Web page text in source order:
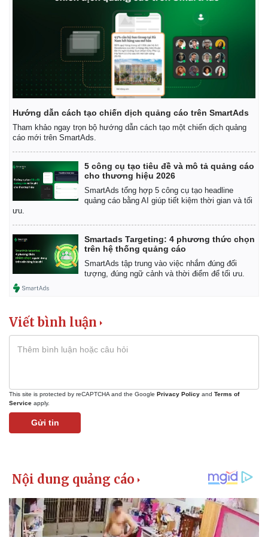
Pháp luật
Vụ án
Tin nóng
Quân sự - Quốc phòng
Vũ khí
Việt Nam
Hướng dẫn cách tạo chiến dịch quảng cáo trên SmartAds
Tham khảo ngay trọn bộ hướng dẫn cách tạo một chiến dịch quảng
cáo mới trên SmartAds.
5 công cụ tạo tiêu đề và mô tả quảng cáo
cho thương hiệu 2026
SmartAds tổng hợp 5 công cụ tạo headline
quảng cáo bằng AI giúp tiết kiệm thời gian và tối
ưu.
Smartads Targeting: 4 phương thức chọn
trên hệ thống quảng cáo
SmartAds tập trung vào việc nhắm đúng đối
tượng, đúng ngữ cảnh và thời điểm để tối ưu.
Viết bình luận
This site is protected by reCAPTCHA and the Google Privacy Policy and Terms of
Service apply.
Gửi tin